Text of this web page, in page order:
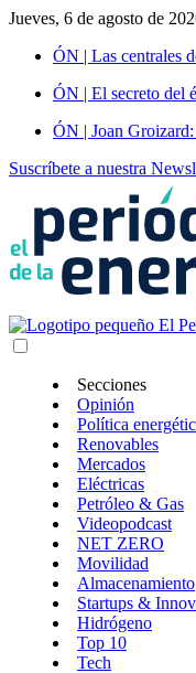
Jueves, 6 de agosto de
ÓN | Las centrales
ÓN | El secreto del
ÓN | Joan
Suscríbete a nuestra
Secciones
Opinión
Política
Renovables
Mercados
Eléctricas
Petróleo & Gas
Videopodcast
NET ZERO
Movilidad
Almacenamiento
Startups &
Hidrógeno
Top 10
Tech